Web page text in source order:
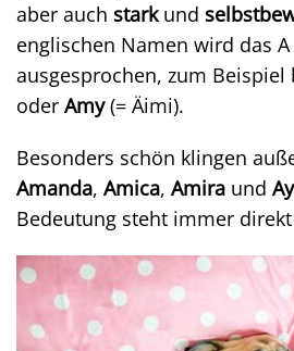
aber auch starkund
englischen Namen wird das
ausgesprochen, zum Beispiel
oder Amy(= Äimi).
Besonders schön klingen
Amanda, Amica, Amira und
Bedeutung steht immer